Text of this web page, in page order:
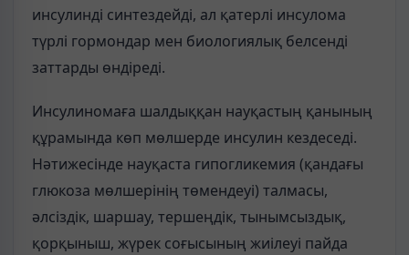
инсулинді синтездейді, ал қатерлі инсулома
түрлі гормондар мен биологиялық белсенді
заттарды өндіреді.
Инсулиномаға шалдыққан науқастың қанының
құрамында көп мөлшерде инсулин кездеседі.
Нәтижесінде науқаста гипогликемия (қандағы
глюкоза мөлшерінің төмендеуі) талмасы,
әлсіздік, шаршау, тершеңдік, тынымсыздық,
қорқыныш, жүрек соғысының жиілеуі пайда